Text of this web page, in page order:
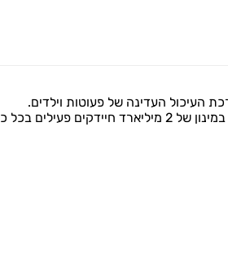
העיכול העדינה של פעוטות וילדים.
מכילה 7 זני חיידקים נחקרים המוגנים בפטנט, במינון של 2 מיליארד חיידקים